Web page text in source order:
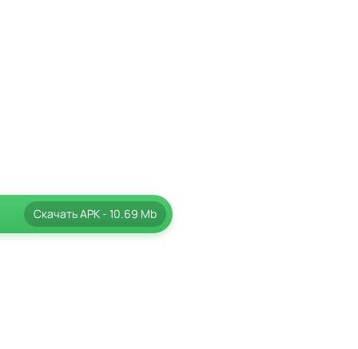
СкачатьAPK- 10.69 Mb